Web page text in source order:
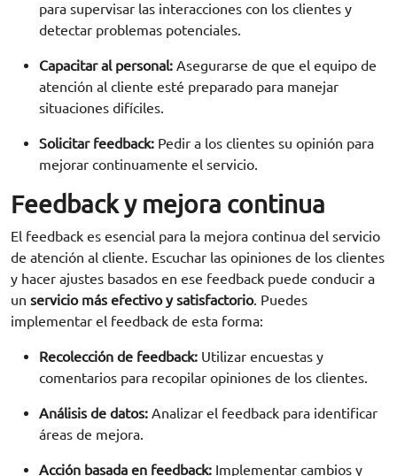
para supervisar las interacciones con los clientes y
detectar problemas potenciales.
Capacitar al personal: Asegurarse de que el equipo de
atención al cliente esté preparado para manejar
situaciones difíciles.
Solicitar feedback: Pedir a los clientes su opinión para
mejorar continuamente el servicio.
Feedback y mejora continua
El feedback es esencial para la mejora continua del servicio
de atención al cliente. Escuchar las opiniones de los clientes
y hacer ajustes basados en ese feedback puede conducir a
un servicio más efectivo y satisfactorio. Puedes
implementar el feedback de esta forma:
Recolección de feedback: Utilizar encuestas y
comentarios para recopilar opiniones de los clientes.
Análisis de datos: Analizar el feedback para identificar
áreas de mejora.
Acción basada en feedback: Implementar cambios y